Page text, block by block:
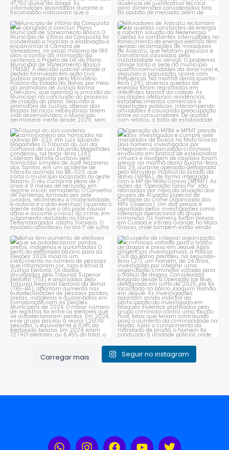
Município de Vitória da
Conquista é obrigado a...
1 0
Moradores de Aracatu
reclamam de quedas
constantes ...
1 0
Tribunal do Júri condena
caminhoneiro por...
1 0
Operação do MPBA e MPMT
prende dois investigados e...
1 0
Bahia tem aumento de eleitores
que se autodeclaram...
1 0
Suspeito de integrar
organização criminosa
voltada...
1 0
Carregar mais Seguir no instagram